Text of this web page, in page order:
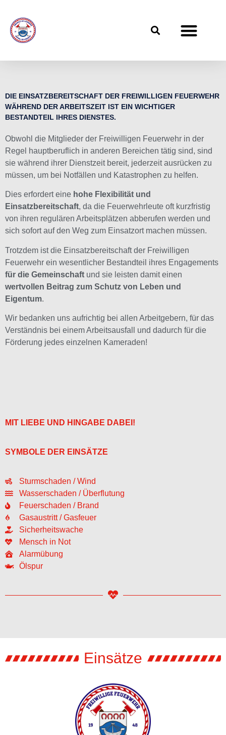
DIE EINSATZBEREITSCHAFT DER FREIWILLIGEN FEUERWEHR
WÄHREND DER ARBEITSZEIT IST EIN WICHTIGER
BESTANDTEIL IHRES DIENSTES.
Obwohl die Mitglieder der Freiwilligen Feuerwehr in der
Regel hauptberuflich in anderen Bereichen tätig sind, sind
sie während ihrer Dienstzeit bereit, jederzeit ausrücken zu
müssen, um bei Notfällen und Katastrophen zu helfen.
Dies erfordert eine hohe Flexibilität und
Einsatzbereitschaft, da die Feuerwehrleute oft kurzfristig
von ihren regulären Arbeitsplätzen abberufen werden und
sich sofort auf den Weg zum Einsatzort machen müssen.
Trotzdem ist die Einsatzbereitschaft der Freiwilligen
Feuerwehr ein wesentlicher Bestandteil ihres Engagements
für die Gemeinschaft und sie leisten damit einen
wertvollen Beitrag zum Schutz von Leben und
Eigentum.
Wir bedanken uns aufrichtig bei allen Arbeitgebern, für das
Verständnis bei einem Arbeitsausfall und dadurch für die
Förderung jedes einzelnen Kameraden!
MIT LIEBE UND HINGABE DABEI!
SYMBOLE DER EINSÄTZE
Sturmschaden / Wind
Wasserschaden / Überflutung
Feuerschaden / Brand
Gasaustritt / Gasfeuer
Sicherheitswache
Mensch in Not
Alarmübung
Ölspur
Einsätze